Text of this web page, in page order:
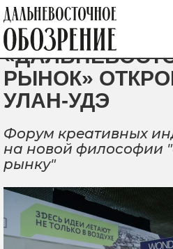
РЫНОК»
УЛАН-УДЭ
Форум креативных
на новой философии
рынку"